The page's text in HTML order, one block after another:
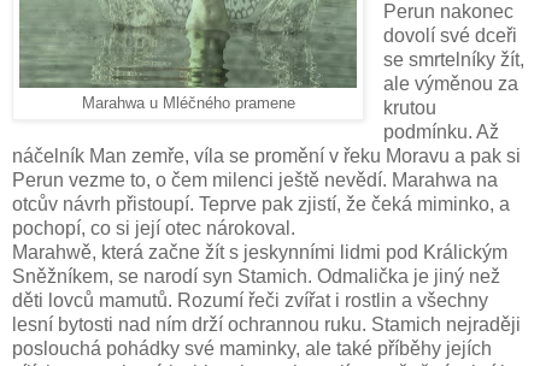
Marahwa u Mléčného pramene
Perun nakonec
dovolí své dceři
se smrtelníky žít,
ale výměnou za
krutou
podmínku. Až
náčelník Man zemře, víla se promění v řeku Moravu a pak si
Perun vezme to, o čem milenci ještě nevědí. Marahwa na
otcův návrh přistoupí. Teprve pak zjistí, že čeká miminko, a
pochopí, co si její otec nárokoval.
Marahwě, která začne žít s jeskynními lidmi pod Králickým
Sněžníkem, se narodí syn Stamich. Odmalička je jiný než
děti lovců mamutů. Rozumí řeči zvířat i rostlin a všechny
lesní bytosti nad ním drží ochrannou ruku. Stamich nejraději
poslouchá pohádky své maminky, ale také příběhy jejích